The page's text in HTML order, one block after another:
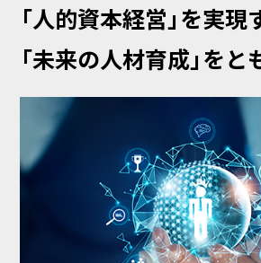
「人的資本経営」を実現
「未来の人材育成」を